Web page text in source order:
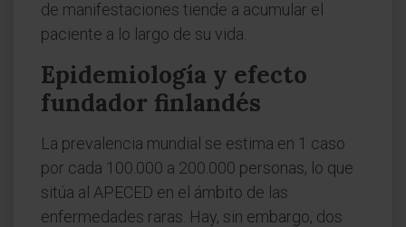
de manifestaciones tiende a acumular el
paciente a lo largo de su vida.
Epidemiología y efecto
fundador finlandés
La prevalencia mundial se estima en 1 caso
por cada 100.000 a 200.000 personas, lo que
sitúa al APECED en el ámbito de las
enfermedades raras. Hay, sin embargo, dos